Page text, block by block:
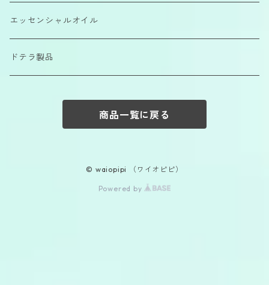
エッセンシャルオイル
ドテラ製品
商品一覧に戻る
© waiopipi （ワイオピピ）
Powered by